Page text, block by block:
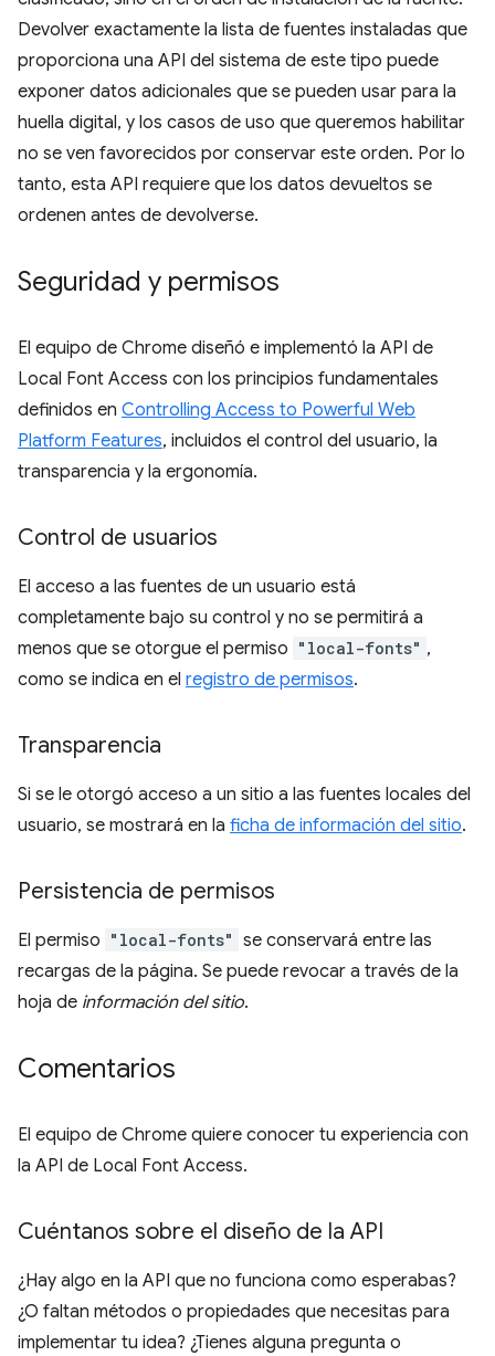
Devolver exactamente la lista de fuentes instaladas que
proporciona una API del sistema de este tipo puede
exponer datos adicionales que se pueden usar para la
huella digital, y los casos de uso que queremos habilitar
no se ven favorecidos por conservar este orden. Por lo
tanto, esta API requiere que los datos devueltos se
ordenen antes de devolverse.
Seguridad y permisos
El equipo de Chrome diseñó e implementó la API de
Local Font Access con los principios fundamentales
definidos en Controlling Access to Powerful Web
Platform Features, incluidos el control del usuario, la
transparencia y la ergonomía.
Control de usuarios
El acceso a las fuentes de un usuario está
completamente bajo su control y no se permitirá a
menos que se otorgue el permiso "local-fonts" ,
como se indica en el registro de permisos.
Transparencia
Si se le otorgó acceso a un sitio a las fuentes locales del
usuario, se mostrará en la ficha de información del sitio.
Persistencia de permisos
El permiso "local-fonts" se conservará entre las
recargas de la página. Se puede revocar a través de la
hoja de información del sitio.
Comentarios
El equipo de Chrome quiere conocer tu experiencia con
la API de Local Font Access.
Cuéntanos sobre el diseño de la API
¿Hay algo en la API que no funciona como esperabas?
¿O faltan métodos o propiedades que necesitas para
implementar tu idea? ¿Tienes alguna pregunta o